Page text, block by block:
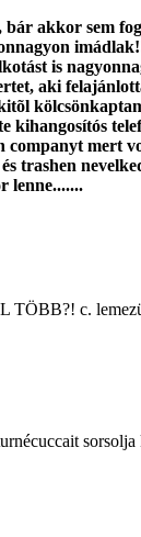
bár akkor sem
is
aki
kihangosítós
mert
trashen
lenne.......
c.
sorsolja